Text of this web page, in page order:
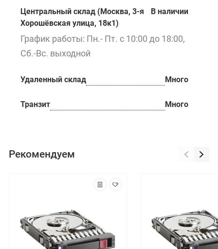
Центральный склад (Москва, 3-я
Хорошёвская улица, 18к1)
В наличии
График работы: Пн.- Пт. с 10:00 до 18:00,
Сб.-Вс. выходной
Удаленный склад Много
Транзит Много
Рекомендуем